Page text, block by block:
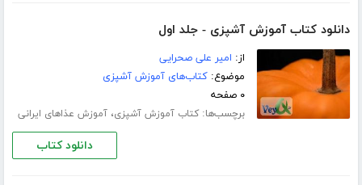
دانلود کتاب آموزش آشپزی - جلد اول
از: امیر علی صحرایی
موضوع:کتاب‌های آموزش آشپزی
۰ صفحه
برچسب‌ها:کتاب آموزش آشپزی،آموزش عذاهای ایرانی
دانلود کتاب